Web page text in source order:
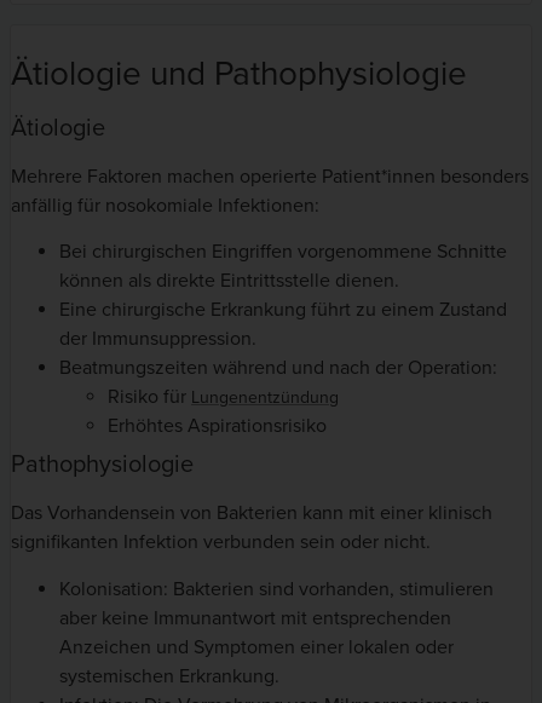
Ätiologie und Pathophysiologie
Ätiologie
Mehrere Faktoren machen operierte Patient*innen besonders
anfällig für nosokomiale Infektionen:
Bei chirurgischen Eingriffen vorgenommene Schnitte
können als direkte Eintrittsstelle dienen.
Eine chirurgische Erkrankung führt zu einem Zustand
der Immunsuppression.
Beatmungszeiten während und nach der Operation:
Risiko für Lungenentzündung
Erhöhtes Aspirationsrisiko
Pathophysiologie
Das Vorhandensein von Bakterien kann mit einer klinisch
signifikanten Infektion verbunden sein oder nicht.
Kolonisation: Bakterien sind vorhanden, stimulieren
aber keine Immunantwort mit entsprechenden
Anzeichen und Symptomen einer lokalen oder
systemischen Erkrankung.